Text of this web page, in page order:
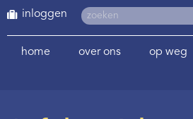
inloggen
home over ons op weg